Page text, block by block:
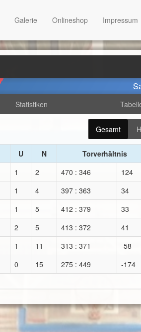
Statistiken
Gesamt
U N Torverhältnis
1 2 470 : 346 124
1 4 397 : 363 34
1 5 412 : 379 33
2 5 413 : 372 41
1 11 313 : 371 -58
0 15 275 : 449 -174
Galerie Onlineshop Impressum